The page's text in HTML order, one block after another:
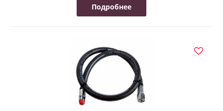
Подробнее